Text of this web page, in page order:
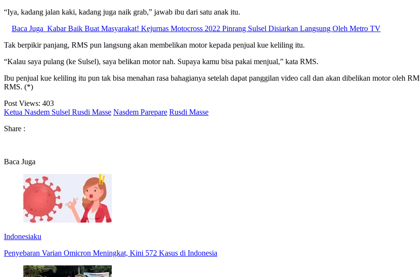
“Iya, kadang jalan kaki, kadang juga naik grab,” jawab ibu dari satu anak itu.
Baca Juga Kabar Baik Buat Masyarakat! Kejurnas Motocross 2022 Pinrang Sulsel Disiarkan Langsung Oleh Metro TV
Tak berpikir panjang, RMS pun langsung akan membelikan motor kepada penjual kue keliling itu.
“Kalau saya pulang (ke Sulsel), saya belikan motor nah. Supaya kamu bisa pakai menjual,” kata RMS.
Ibu penjual kue keliling itu pun tak bisa menahan rasa bahagianya setelah dapat panggilan video call dan akan dibelikan motor oleh
RMS. (*)
Post Views: 403
Ketua Nasdem Sulsel Rusdi Masse Nasdem Parepare Rusdi Masse
Share :
Baca Juga
Indonesiaku
Penyebaran Varian Omicron Meningkat, Kini 572 Kasus di Indonesia